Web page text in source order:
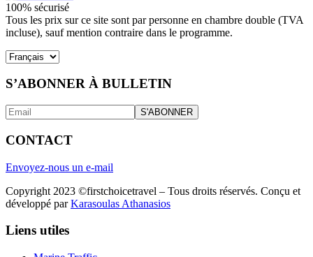
100% sécurisé
Tous les prix sur ce site sont par personne en chambre double (TVA
incluse), sauf mention contraire dans le programme.
Choisir
langue
S’ABONNER À BULLETIN
CONTACT
Envoyez-nous un e-mail
Copyright 2023 ©firstchoicetravel – Tous droits réservés. Conçu et
développé parKarasoulas Athanasios
Liens utiles